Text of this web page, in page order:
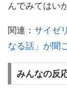
んでみてはい
関連： サイゼ
なる話」が聞
みんなの反